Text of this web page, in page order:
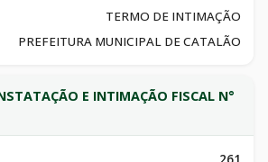
TERMO DE INTIMAÇÃO
PREFEITURA MUNICIPAL DE CATALÃO
E INTIMAÇÃO FISCAL N°